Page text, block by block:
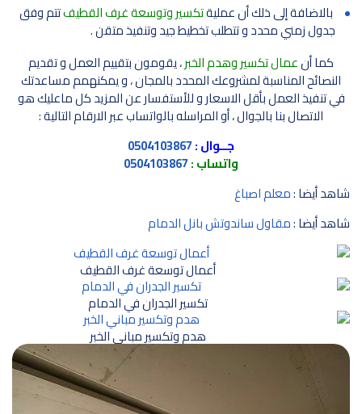
بالاضافة إلى ذلك أن عمليةتكسير وتوسعة غرف القطيفتتم وفق
جدول زمني محدد و تتطلب تخطيط جيد وتنفيذ متقن .
كما أنعمال تكسير وهدم الخبر، يقومون بتقييم العمل و تقديم
النصائح المناسبة لمشروعك المحدد بالمجان ، و يمكنهمم مساعدتك
في تنفيذ العمل بأقل الاسعار و للأستفسار عن المزيد كل ماعليك هو
الاتصال بنا بالجوال ، أو المراسله بالواتساب عبر الارقام التالية :
جــوال :0504103867
واتساب :0504103867
شاهد أيضا :معلم اصباغ
شاهد أيضا :مقاول ساندوتش بانل الدمام
أعمال توسعة غرف القطيف
تكسير الجدران في الدمام
هدم وتكسير مباني الخبر